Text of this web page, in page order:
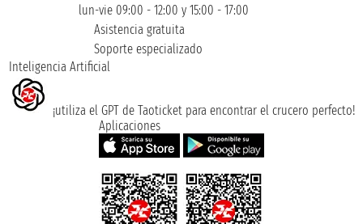
lun-vie 09:00 - 12:00 y 15:00 - 17:00
Asistencia gratuita
Soporte especializado
Inteligencia Artificial
¡utiliza el GPT de Taoticket para encontrar el crucero perfecto!
Aplicaciones